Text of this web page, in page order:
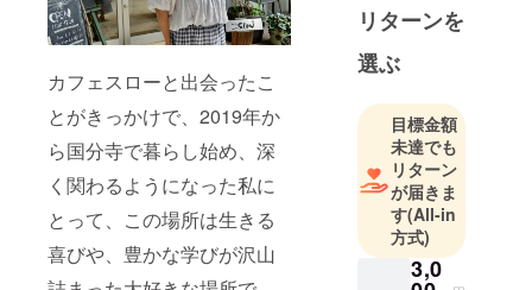
カフェスローと出会ったこ
とがきっかけで、2019年か
ら国分寺で暮らし始め、深
く関わるようになった私に
とって、この場所は生きる
喜びや、豊かな学びが沢山
ゆったり行
き交う場。
ギャラリー
画上映・音
楽イベント
なども定期
開催してい
ます。
リターンを
選ぶ
目標金額
未達でも
リターン
が届きま
す(All-in
方式)
3,0